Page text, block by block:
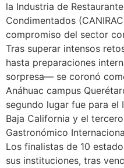
la Industria de
Condimentados
compromiso del sector
Tras superar intensos
hasta preparaciones
sorpresa— se coronó
Anáhuac campus
segundo lugar fue para
Baja California y el
Gastronómico
Los finalistas de 10
sus instituciones, tras